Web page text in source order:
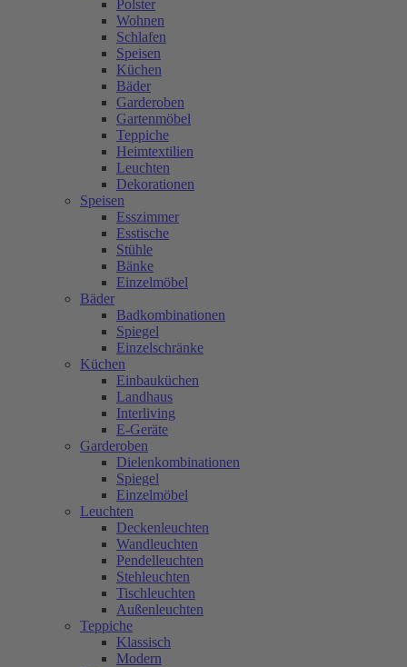
Polster
Wohnen
Schlafen
Speisen
Küchen
Bäder
Garderoben
Gartenmöbel
Teppiche
Heimtextilien
Leuchten
Dekorationen
Speisen
Esszimmer
Esstische
Stühle
Bänke
Einzelmöbel
Bäder
Badkombinationen
Spiegel
Einzelschränke
Küchen
Einbauküchen
Landhaus
Interliving
E-Geräte
Garderoben
Dielenkombinationen
Spiegel
Einzelmöbel
Leuchten
Deckenleuchten
Wandleuchten
Pendelleuchten
Stehleuchten
Tischleuchten
Außenleuchten
Teppiche
Klassisch
Modern